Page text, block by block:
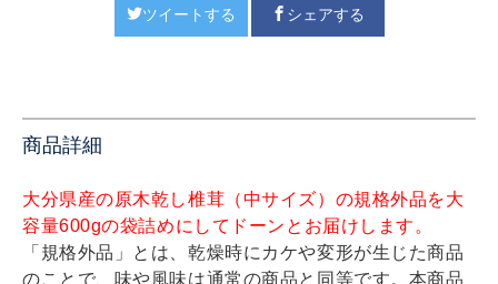
ツイートする シェアする
商品詳細
大分県産の原木乾し椎茸（中サイズ）の規格外品を大
容量600gの袋詰めにしてドーンとお届けします。
「規格外品」とは、乾燥時にカケや変形が生じた商品
のことで、味や風味は通常の商品と同等です。本商品